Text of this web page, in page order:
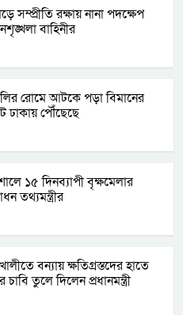
সম্প্রীতি রক্ষায় নানা পদক্ষেপ
বাহিনীর
রোমে আটকে পড়া বিমানের
ঢাকায় পৌঁছেছে
১৫ দিনব্যাপী বৃক্ষমেলার
তথ্যমন্ত্রীর
বন্যায় ক্ষতিগ্রস্তদের হাতে
চাবি তুলে দিলেন প্রধানমন্ত্রী